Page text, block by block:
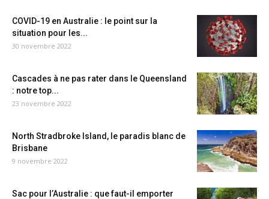
COVID-19 en Australie : le point sur la
situation pour les...
30 novembre 2022
Cascades à ne pas rater dans le Queensland
: notre top...
23 novembre 2022
North Stradbroke Island, le paradis blanc de
Brisbane
9 novembre 2022
Sac pour l’Australie : que faut-il emporter